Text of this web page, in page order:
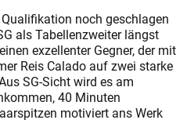
noch geschlagen
als Tabellenzweiter längst
exzellenter Gegner, der mit
Reis Calado auf zwei starke
SG-Sicht wird es am
40 Minuten
motiviert ans Werk